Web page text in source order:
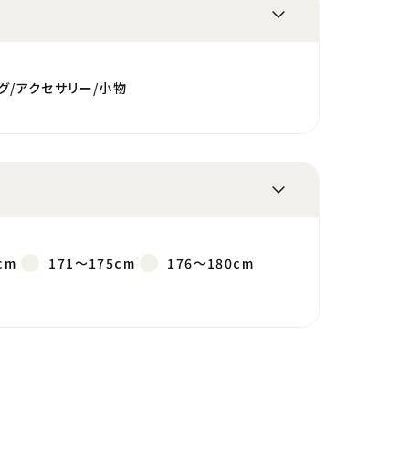
/アクセサリー/小物
171～175cm 176～180cm